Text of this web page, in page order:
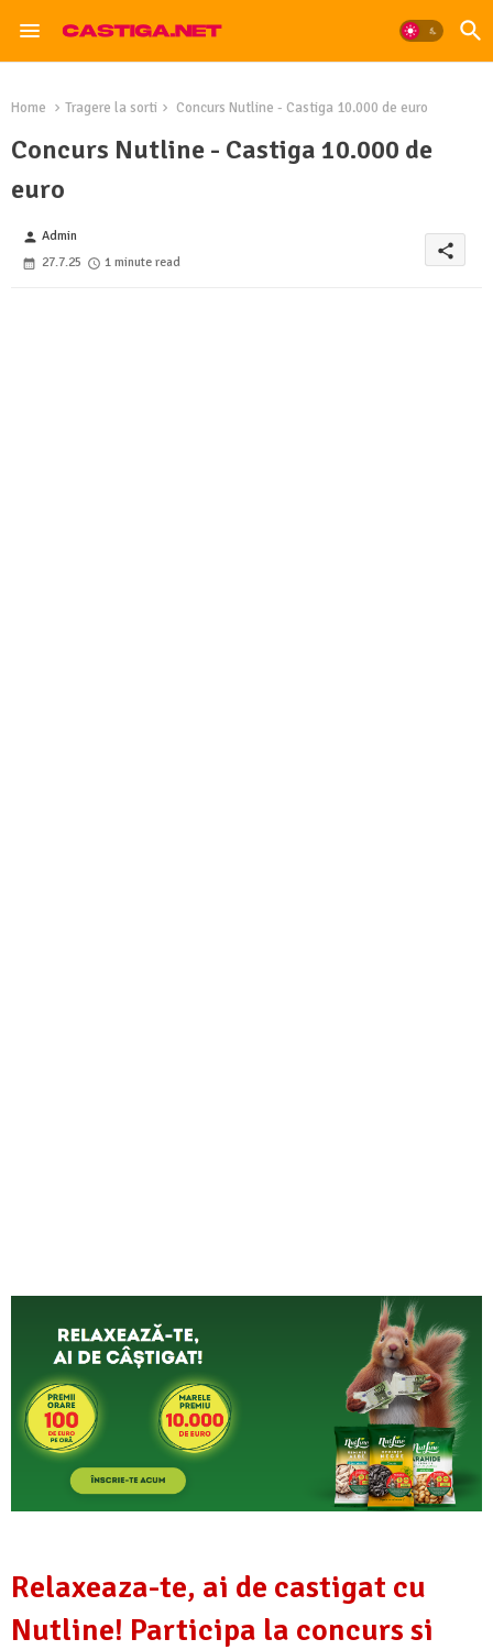
Home Tragere la sorti Concurs Nutline - Castiga 10.000 de euro
Concurs Nutline - Castiga 10.000 de
euro
person Admin
27.7.25
1 minute read
share
Relaxeaza-te, ai de castigat cu
Nutline! Participa la concurs si